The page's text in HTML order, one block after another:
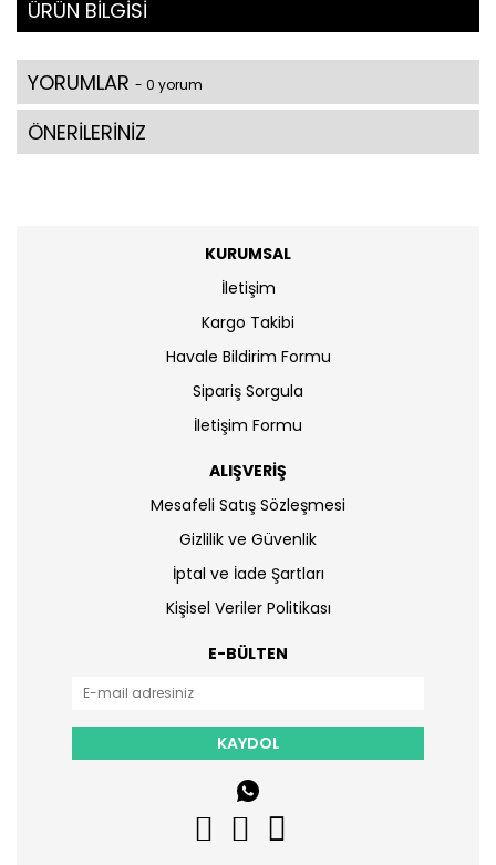
ÜRÜN BİLGİSİ
YORUMLAR - 0 yorum
ÖNERİLERİNİZ
KURUMSAL
İletişim
Kargo Takibi
Havale Bildirim Formu
Sipariş Sorgula
İletişim Formu
ALIŞVERİŞ
Mesafeli Satış Sözleşmesi
Gizlilik ve Güvenlik
İptal ve İade Şartları
Kişisel Veriler Politikası
E-BÜLTEN
KAYDOL